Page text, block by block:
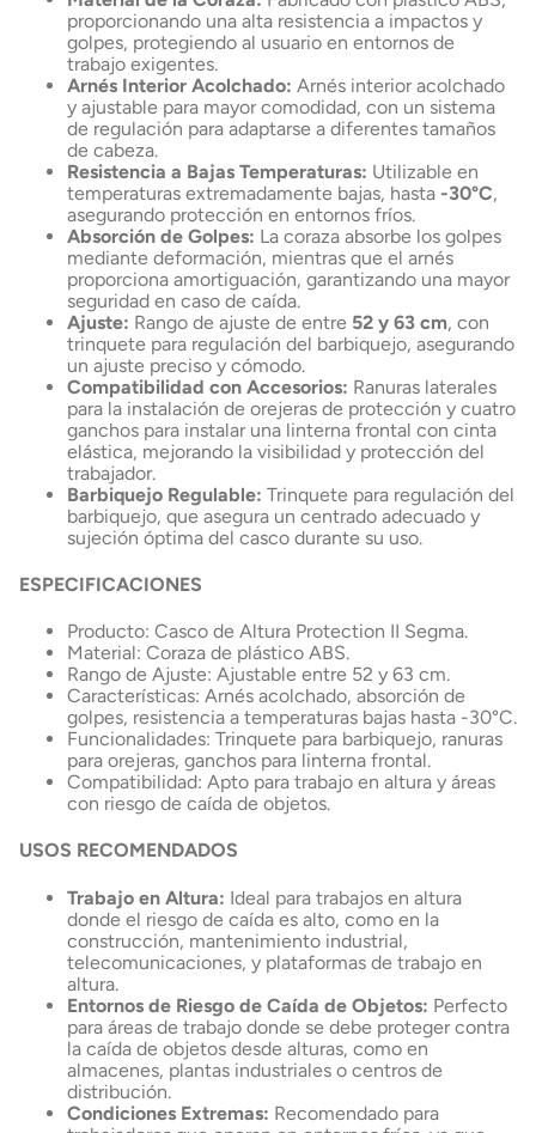
proporcionando una alta resistencia a impactos y
golpes, protegiendo al usuario en entornos de
trabajo exigentes.
Arnés Interior Acolchado: Arnés interior acolchado
y ajustable para mayor comodidad, con un sistema
de regulación para adaptarse a diferentes tamaños
de cabeza.
Resistencia a Bajas Temperaturas: Utilizable en
temperaturas extremadamente bajas, hasta -30°C,
asegurando protección en entornos fríos.
Absorción de Golpes: La coraza absorbe los golpes
mediante deformación, mientras que el arnés
proporciona amortiguación, garantizando una mayor
seguridad en caso de caída.
Ajuste: Rango de ajuste de entre 52 y 63 cm, con
trinquete para regulación del barbiquejo, asegurando
un ajuste preciso y cómodo.
Compatibilidad con Accesorios: Ranuras laterales
para la instalación de orejeras de protección y cuatro
ganchos para instalar una linterna frontal con cinta
elástica, mejorando la visibilidad y protección del
trabajador.
Barbiquejo Regulable: Trinquete para regulación del
barbiquejo, que asegura un centrado adecuado y
sujeción óptima del casco durante su uso.
ESPECIFICACIONES
Producto: Casco de Altura Protection II Segma.
Material: Coraza de plástico ABS.
Rango de Ajuste: Ajustable entre 52 y 63 cm.
Características: Arnés acolchado, absorción de
golpes, resistencia a temperaturas bajas hasta -30°C.
Funcionalidades: Trinquete para barbiquejo, ranuras
para orejeras, ganchos para linterna frontal.
Compatibilidad: Apto para trabajo en altura y áreas
con riesgo de caída de objetos.
USOS RECOMENDADOS
Trabajo en Altura: Ideal para trabajos en altura
donde el riesgo de caída es alto, como en la
construcción, mantenimiento industrial,
telecomunicaciones, y plataformas de trabajo en
altura.
Entornos de Riesgo de Caída de Objetos: Perfecto
para áreas de trabajo donde se debe proteger contra
la caída de objetos desde alturas, como en
almacenes, plantas industriales o centros de
distribución.
Condiciones Extremas: Recomendado para